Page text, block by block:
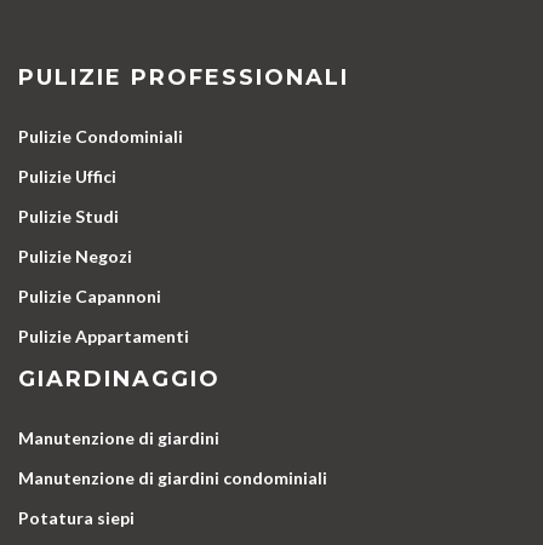
PULIZIE PROFESSIONALI
Pulizie Condominiali
Pulizie Uffici
Pulizie Studi
Pulizie Negozi
Pulizie Capannoni
Pulizie Appartamenti
GIARDINAGGIO
Manutenzione di giardini
Manutenzione di giardini condominiali
Potatura siepi